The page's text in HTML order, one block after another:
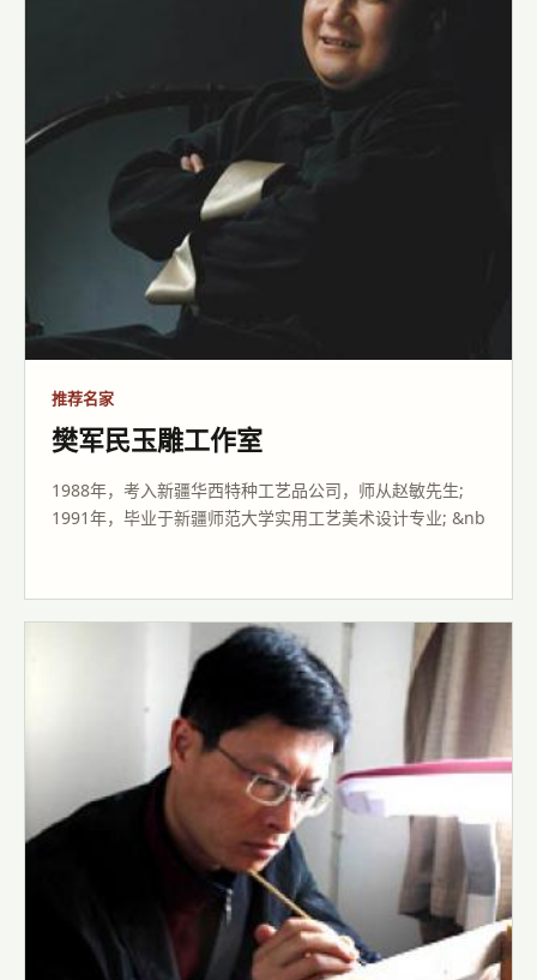
推荐名家
樊军民玉雕工作室
1988年，考入新疆华西特种工艺品公司，师从赵敏先生;
1991年，毕业于新疆师范大学实用工艺美术设计专业; &nb